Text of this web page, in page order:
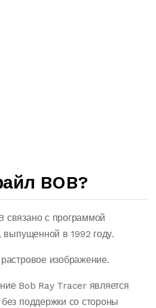
BOB?
связано с программой
выпущенной в 1992 году.
изображение.
Bob Ray Tracer является
поддержки со стороны